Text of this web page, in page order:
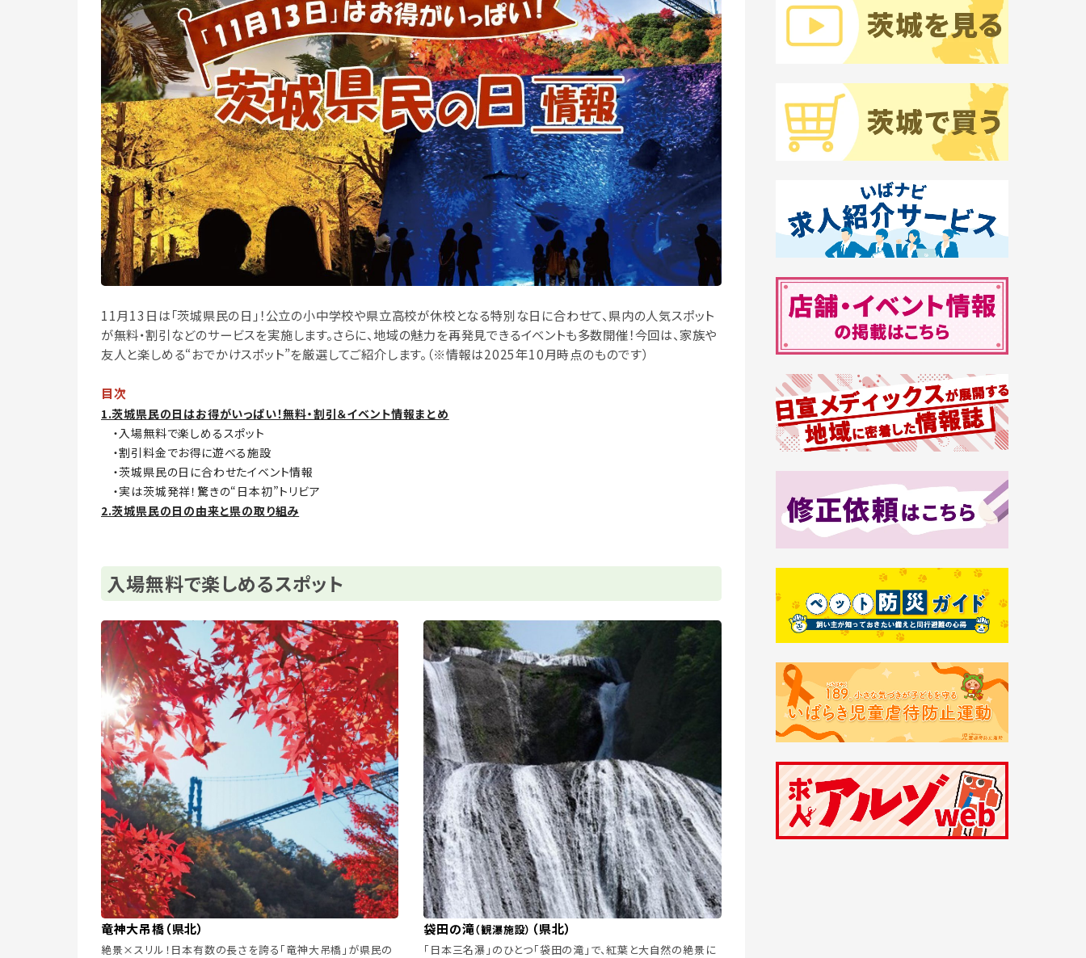
11月13日は「茨城県民の日」！公立の小中学校や県立高校が休校となる特別な日に合わせて、県内の人気スポット
が無料・割引などのサービスを実施します。さらに、地域の魅力を再発見できるイベントも多数開催！今回は、家族や
友人と楽しめる“おでかけスポット”を厳選してご紹介します。（※情報は2025年10月時点のものです）
目次
1.茨城県民の日はお得がいっぱい！無料・割引＆イベント情報まとめ
・入場無料で楽しめるスポット
・割引料金でお得に遊べる施設
・茨城県民の日に合わせたイベント情報
・実は茨城発祥！驚きの“日本初”トリビア
2.茨城県民の日の由来と県の取り組み
入場無料で楽しめるスポット
竜神大吊橋（県北）
絶景×スリル！日本有数の長さを誇る「竜神大吊橋」が県民の
袋田の滝（観瀑施設） （県北）
「日本三名瀑」のひとつ「袋田の滝」で、紅葉と大自然の絶景に